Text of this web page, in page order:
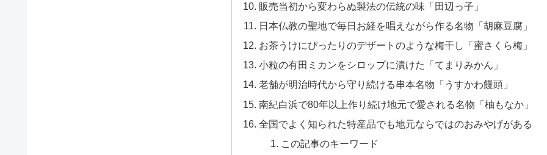
販売当初から変わらぬ製法の伝統の味「田辺っ子」
日本仏教の聖地で毎日お経を唱えながら作る名物「胡麻豆腐」
お茶うけにぴったりのデザートのような梅干し「蜜さくら梅」
小粒の有田ミカンをシロップに漬けた「てまりみかん」
老舗が明治時代から守り続ける串本名物「うすかわ饅頭」
南紀白浜で80年以上作り続け地元で愛される名物「柚もなか」
全国でよく知られた特産品でも地元ならではのおみやげがある
この記事のキーワード